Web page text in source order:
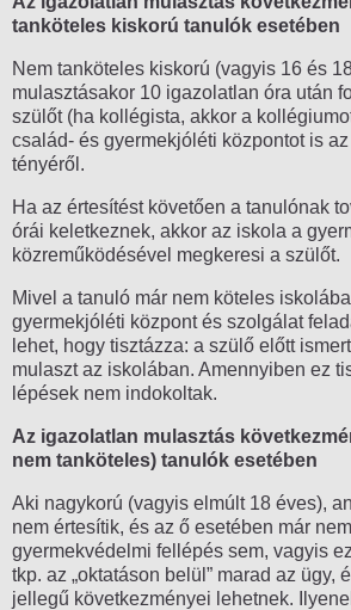
tanköteles kiskorú tanulók esetében
Nem tanköteles kiskorú (vagyis 16 és
mulasztásakor 10 igazolatlan óra után
szülőt (ha kollégista, akkor a
család- és gyermekjóléti központot is
tényéről.
Ha az értesítést követően a tanulónak
órái keletkeznek, akkor az iskola a
közreműködésével megkeresi a szülőt.
Mivel a tanuló már nem köteles
gyermekjóléti központ és szolgálat
lehet, hogy tisztázza: a szülő előtt
mulaszt az iskolában. Amennyiben ez
lépések nem indokoltak.
Az igazolatlan mulasztás
nem tanköteles) tanulók esetében
Aki nagykorú (vagyis elmúlt 18 éves),
nem értesítik, és az ő esetében már
gyermekvédelmi fellépés sem, vagyis
tkp. az „oktatáson belül” marad az ügy,
jellegű következményei lehetnek.